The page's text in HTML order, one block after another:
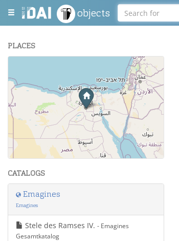
objects
PLACES
−
Leaflet| Maps and Data © OpenStreetMap
CATALOGS
Emagines
Emagines
Stele des Ramses IV. - Emagines
Gesamtkatalog